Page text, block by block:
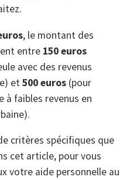
, le montant des
entre 150 euros
avec des revenus
et500 euros(pour
à faibles revenus en
critères spécifiques que
cet article, pour vous
votre aide personnelle au